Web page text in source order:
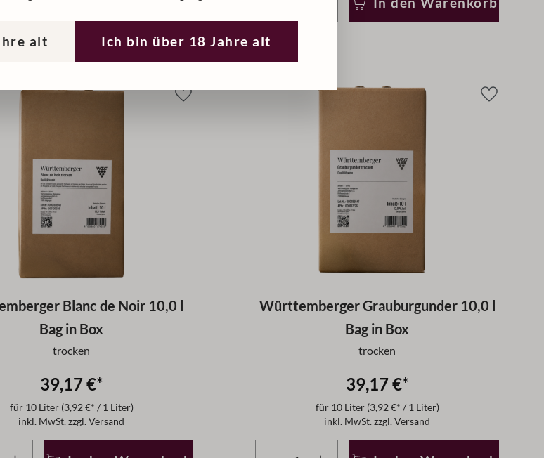
alt Ich bin über 18 Jahre alt
Blanc de Noir 10,0 l
Bag in Box
trocken
39,17 €*
für 10 Liter (3,92 €* / 1 Liter)
inkl. MwSt. zzgl. Versand
Württemberger Grauburgunder 10,0 l
Bag in Box
trocken
39,17 €*
für 10 Liter (3,92 €* / 1 Liter)
inkl. MwSt. zzgl. Versand